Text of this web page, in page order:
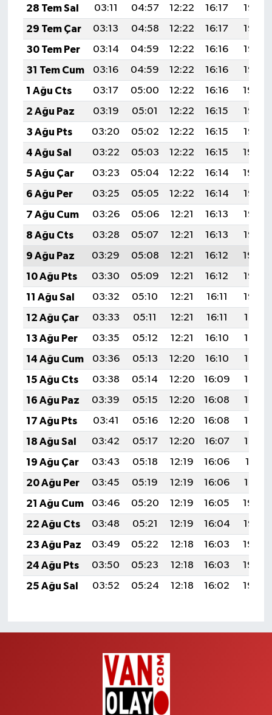
28 Tem Sal
03:11 04:57 12:22 16:17
19:38
29 Tem Çar
03:13 04:58 12:22 16:17
19:37
30 Tem Per
03:14 04:59 12:22 16:16
19:36
31 Tem Cum
03:16 04:59 12:22 16:16
19:35
1 Ağu Cts
03:17 05:00 12:22 16:16
19:34
2 Ağu Paz
03:19 05:01 12:22 16:15
19:33
3 Ağu Pts
03:20 05:02 12:22 16:15
19:32
4 Ağu Sal
03:22 05:03 12:22 16:15
19:30
5 Ağu Çar
03:23 05:04 12:22 16:14
19:29
6 Ağu Per
03:25 05:05 12:22 16:14
19:28
7 Ağu Cum
03:26 05:06 12:21 16:13
19:27
8 Ağu Cts
03:28 05:07 12:21 16:13
19:26
9 Ağu Paz
03:29 05:08 12:21 16:12
19:24
10 Ağu Pts
03:30 05:09 12:21 16:12
19:23
11 Ağu Sal
03:32 05:10 12:21 16:11
19:22
12 Ağu Çar
03:33 05:11 12:21 16:11
19:21
13 Ağu Per
03:35 05:12 12:21 16:10
19:19
14 Ağu Cum
03:36 05:13 12:20 16:10
19:18
15 Ağu Cts
03:38 05:14 12:20 16:09
19:17
16 Ağu Paz
03:39 05:15 12:20 16:08
19:15
17 Ağu Pts
03:41 05:16 12:20 16:08
19:14
18 Ağu Sal
03:42 05:17 12:20 16:07
19:12
19 Ağu Çar
03:43 05:18 12:19 16:06
19:11
20 Ağu Per
03:45 05:19 12:19 16:06
19:10
21 Ağu Cum
03:46 05:20 12:19 16:05
19:08
22 Ağu Cts
03:48 05:21 12:19 16:04
19:07
23 Ağu Paz
03:49 05:22 12:18 16:03
19:05
24 Ağu Pts
03:50 05:23 12:18 16:03
19:04
25 Ağu Sal
03:52 05:24 12:18 16:02 19:02